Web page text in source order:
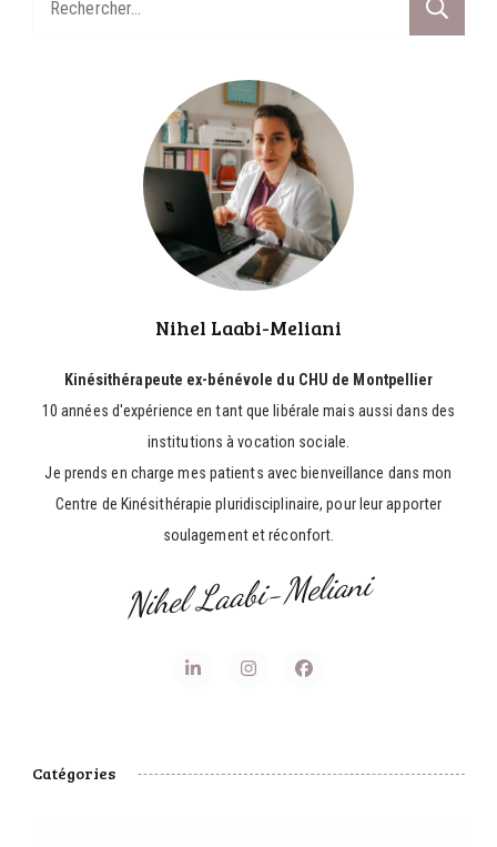
Nihel Laabi-Meliani
Kinésithérapeute ex-bénévole du CHU de Montpellier
10 années d'expérience en tant que libérale mais aussi dans des
institutions à vocation sociale.
Je prends en charge mes patients avec bienveillance dans mon
Centre de Kinésithérapie pluridisciplinaire, pour leur apporter
soulagement et réconfort.
Nihel Laabi-Meliani
Catégories